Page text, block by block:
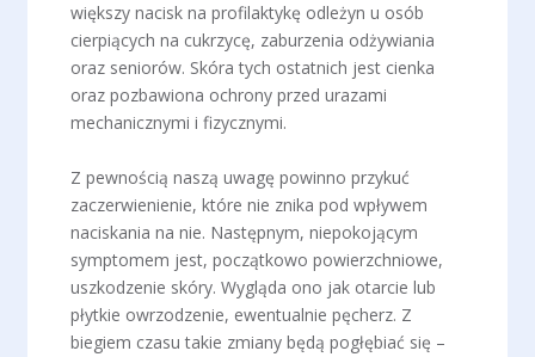
większy nacisk na profilaktykę odleżyn u osób
cierpiących na cukrzycę, zaburzenia odżywiania
oraz seniorów. Skóra tych ostatnich jest cienka
oraz pozbawiona ochrony przed urazami
mechanicznymi i fizycznymi.
Z pewnością naszą uwagę powinno przykuć
zaczerwienienie, które nie znika pod wpływem
naciskania na nie. Następnym, niepokojącym
symptomem jest, początkowo powierzchniowe,
uszkodzenie skóry. Wygląda ono jak otarcie lub
płytkie owrzodzenie, ewentualnie pęcherz. Z
biegiem czasu takie zmiany będą pogłębiać się –